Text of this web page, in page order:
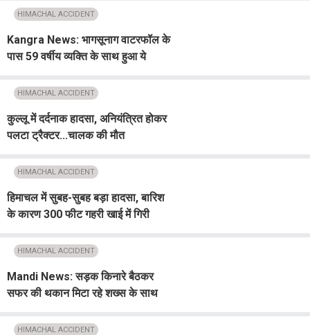
HIMACHAL ACCIDENT
Kangra News: भागसूनाग वाटरफॉल के
पास 59 वर्षीय व्यक्ति के साथ हुआ ये
HIMACHAL ACCIDENT
कुल्लू में दर्दनाक हादसा, अनियंत्रित होकर
पलटा ट्रैक्टर...चालक की मौत
HIMACHAL ACCIDENT
हिमाचल में सुबह-सुबह बड़ा हादसा, बारिश
के कारण 300 फीट गहरी खाई में गिरी
HIMACHAL ACCIDENT
Mandi News: सड़क किनारे बैठकर
सफर की थकान मिटा रहे शख्स के साथ
ये हाल
HIMACHAL ACCIDENT